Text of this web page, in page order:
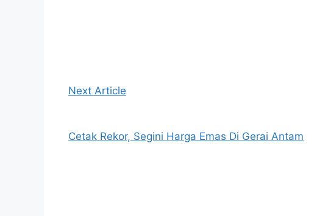
Next Article
Cetak Rekor, Segini Harga Emas Di Gerai Antam